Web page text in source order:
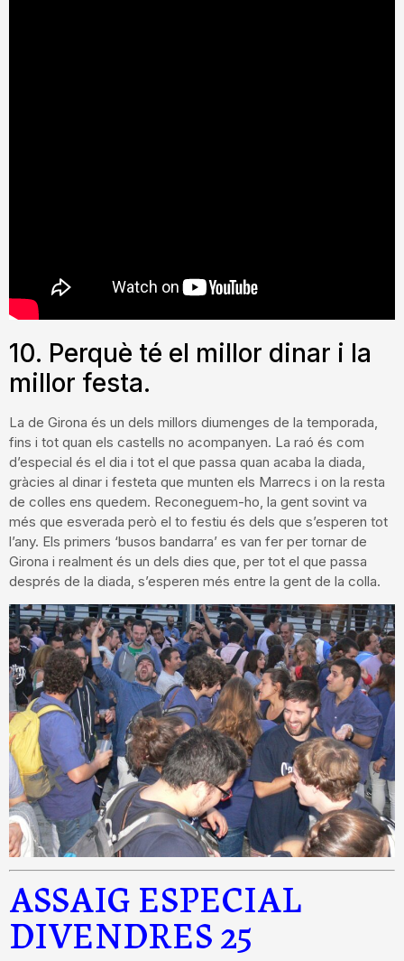
10. Perquè té el millor dinar i la
millor festa.
La de Girona és un dels millors diumenges de la temporada,
fins i tot quan els castells no acompanyen. La raó és com
d’especial és el dia i tot el que passa quan acaba la diada,
gràcies al dinar i festeta que munten els Marrecs i on la resta
de colles ens quedem. Reconeguem-ho, la gent sovint va
més que esverada però el to festiu és dels que s’esperen tot
l’any. Els primers ‘busos bandarra’ es van fer per tornar de
Girona i realment és un dels dies que, per tot el que passa
després de la diada, s’esperen més entre la gent de la colla.
ASSAIG ESPECIAL
DIVENDRES 25